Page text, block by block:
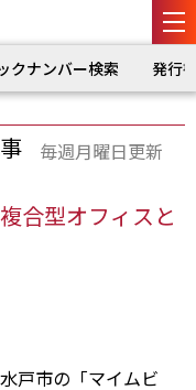
クナンバー検索 発行
毎週月曜日更新
合型オフィスと
戸市の「マイムビ